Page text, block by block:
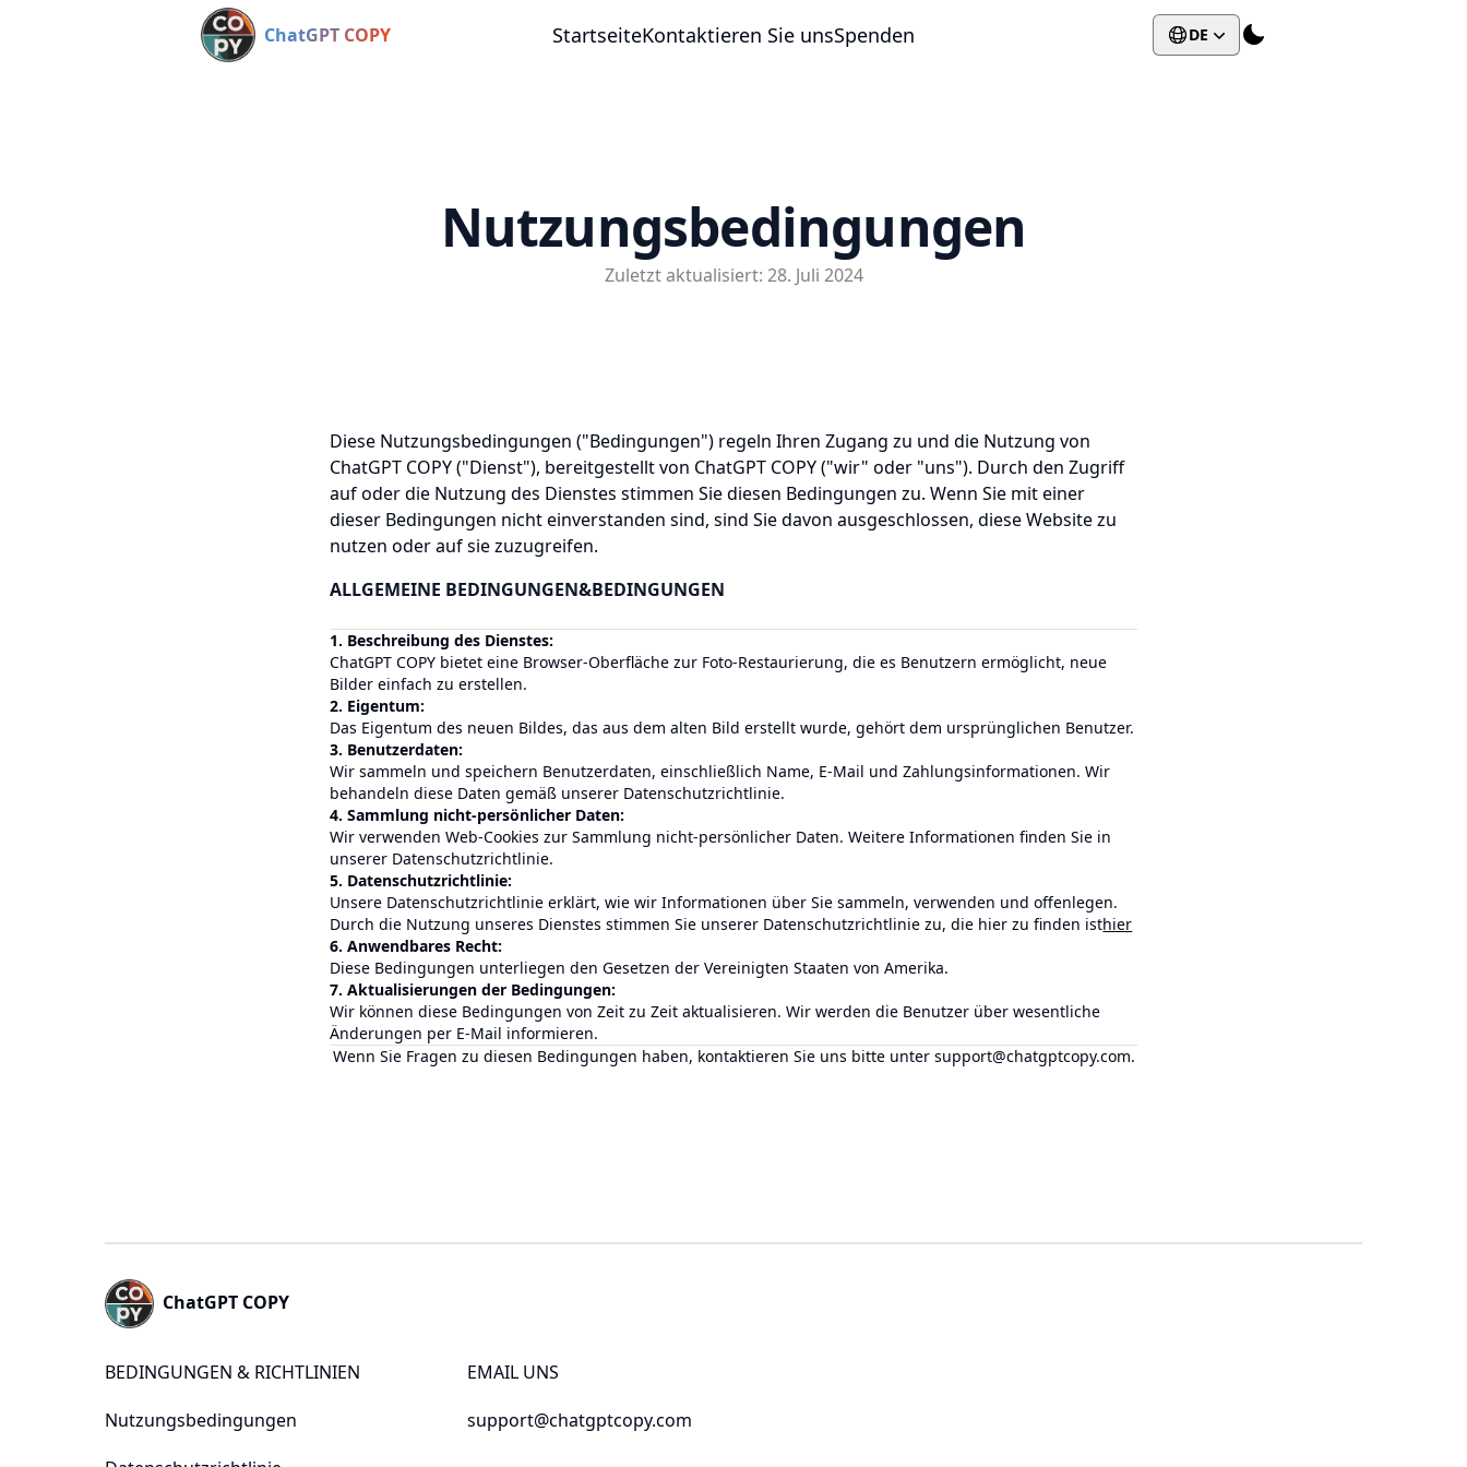
ChatGPT COPY StartseiteKontaktieren Sie unsSpenden DE
Nutzungsbedingungen
Zuletzt aktualisiert: 28. Juli 2024
Diese Nutzungsbedingungen ("Bedingungen") regeln Ihren Zugang zu und die Nutzung von
ChatGPT COPY ("Dienst"), bereitgestellt von ChatGPT COPY ("wir" oder "uns"). Durch den Zugriff
auf oder die Nutzung des Dienstes stimmen Sie diesen Bedingungen zu. Wenn Sie mit einer
dieser Bedingungen nicht einverstanden sind, sind Sie davon ausgeschlossen, diese Website zu
nutzen oder auf sie zuzugreifen.
ALLGEMEINE BEDINGUNGEN&BEDINGUNGEN
1. Beschreibung des Dienstes:
ChatGPT COPY bietet eine Browser-Oberfläche zur Foto-Restaurierung, die es Benutzern ermöglicht, neue
Bilder einfach zu erstellen.
2. Eigentum:
Das Eigentum des neuen Bildes, das aus dem alten Bild erstellt wurde, gehört dem ursprünglichen Benutzer.
3. Benutzerdaten:
Wir sammeln und speichern Benutzerdaten, einschließlich Name, E-Mail und Zahlungsinformationen. Wir
behandeln diese Daten gemäß unserer Datenschutzrichtlinie.
4. Sammlung nicht-persönlicher Daten:
Wir verwenden Web-Cookies zur Sammlung nicht-persönlicher Daten. Weitere Informationen finden Sie in
unserer Datenschutzrichtlinie.
5. Datenschutzrichtlinie:
Unsere Datenschutzrichtlinie erklärt, wie wir Informationen über Sie sammeln, verwenden und offenlegen.
Durch die Nutzung unseres Dienstes stimmen Sie unserer Datenschutzrichtlinie zu, die hier zu finden isthier
6. Anwendbares Recht:
Diese Bedingungen unterliegen den Gesetzen der Vereinigten Staaten von Amerika.
7. Aktualisierungen der Bedingungen:
Wir können diese Bedingungen von Zeit zu Zeit aktualisieren. Wir werden die Benutzer über wesentliche
Änderungen per E-Mail informieren.
Wenn Sie Fragen zu diesen Bedingungen haben, kontaktieren Sie uns bitte unter support@chatgptcopy.com.
ChatGPT COPY
BEDINGUNGEN & RICHTLINIEN
Nutzungsbedingungen
EMAIL UNS
support@chatgptcopy.com